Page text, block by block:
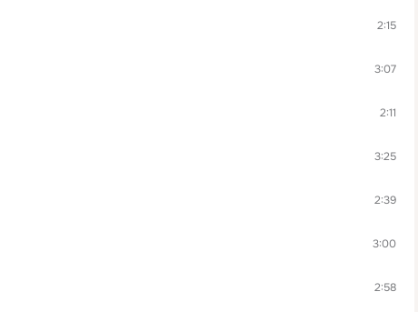
2:15
3:07
2:11
3:25
2:39
3:00
2:58